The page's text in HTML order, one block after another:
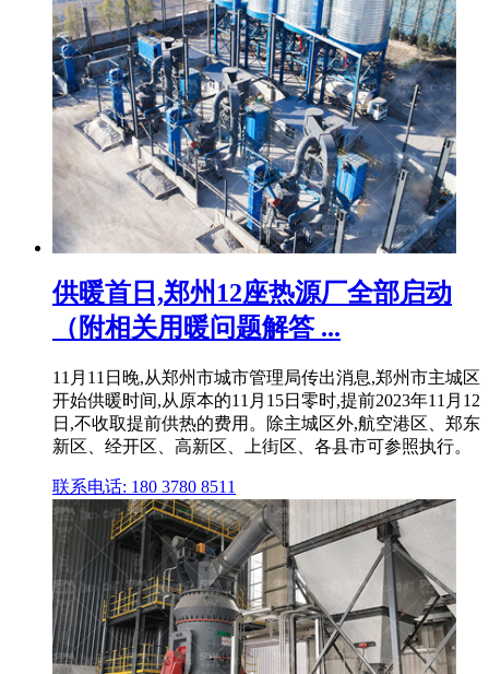
供暖首日,郑州12座热源厂全部启动
（附相关用暖问题解答 ...
11月11日晚,从郑州市城市管理局传出消息,郑州市主城区
开始供暖时间,从原本的11月15日零时,提前2023年11月12
日,不收取提前供热的费用。除主城区外,航空港区、郑东
新区、经开区、高新区、上街区、各县市可参照执行。
联系电话: 180 3780 8511